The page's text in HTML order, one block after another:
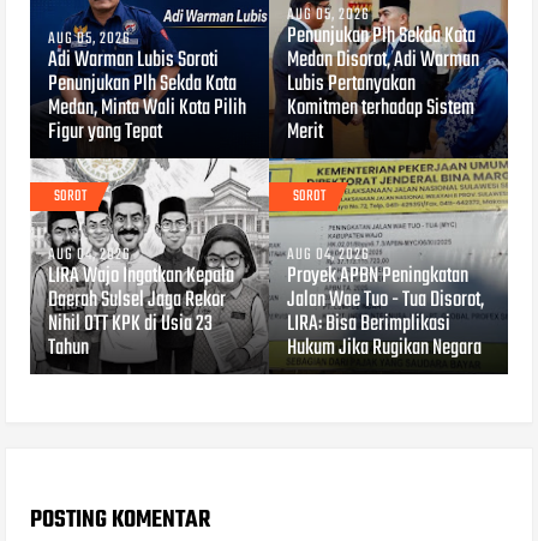
AUG 05, 2026
Adi Warman Lubis Soroti
Penunjukan Plh Sekda Kota
Medan, Minta Wali Kota Pilih
Figur yang Tepat
AUG 05, 2026
Penunjukan Plh Sekda Kota
Medan Disorot, Adi Warman
Lubis Pertanyakan
Komitmen terhadap Sistem
Merit
SOROT
AUG 04, 2026
LIRA Wajo Ingatkan Kepala
Daerah Sulsel Jaga Rekor
Nihil OTT KPK di Usia 23
Tahun
SOROT
AUG 04, 2026
Proyek APBN Peningkatan
Jalan Wae Tuo - Tua Disorot,
LIRA: Bisa Berimplikasi
Hukum Jika Rugikan Negara
POSTING KOMENTAR